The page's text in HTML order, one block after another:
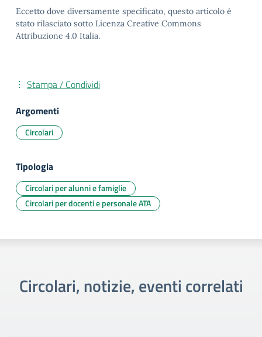
Eccetto dove diversamente specificato, questo articolo è
stato rilasciato sotto Licenza Creative Commons
Attribuzione 4.0 Italia.
Stampa / Condividi
Argomenti
Circolari
Tipologia
Circolari per alunni e famiglie
Circolari per docenti e personale ATA
Circolari, notizie, eventi correlati